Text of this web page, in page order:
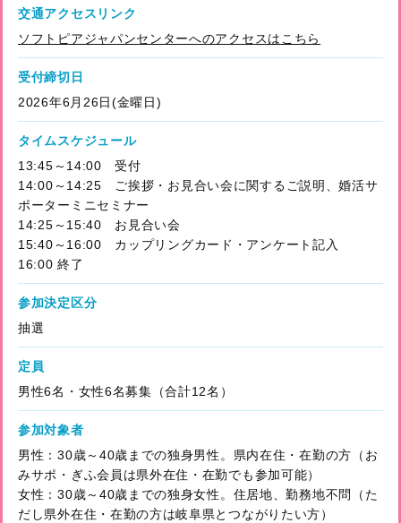
交通アクセスリンク
ソフトピアジャパンセンターへのアクセスはこちら
受付締切日
2026年6月26日(金曜日)
タイムスケジュール
13:45～14:00 受付
14:00～14:25 ご挨拶・お見合い会に関するご説明、婚活サ
ポーターミニセミナー
14:25～15:40 お見合い会
15:40～16:00 カップリングカード・アンケート記入
16:00 終了
参加決定区分
抽選
定員
男性6名・女性6名募集（合計12名）
参加対象者
男性：30歳～40歳までの独身男性。県内在住・在勤の方（お
みサポ・ぎふ会員は県外在住・在勤でも参加可能）
女性：30歳～40歳までの独身女性。住居地、勤務地不問（た
だし県外在住・在勤の方は岐阜県とつながりたい方）